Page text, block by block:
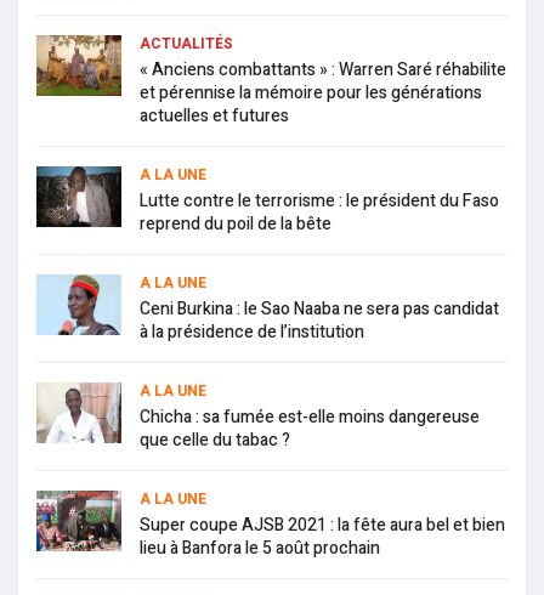
ACTUALITÉS
« Anciens combattants » : Warren Saré réhabilite
et pérennise la mémoire pour les générations
actuelles et futures
A LA UNE
Lutte contre le terrorisme : le président du Faso
reprend du poil de la bête
A LA UNE
Ceni Burkina : le Sao Naaba ne sera pas candidat
à la présidence de l’institution
A LA UNE
Chicha : sa fumée est-elle moins dangereuse
que celle du tabac ?
A LA UNE
Super coupe AJSB 2021 : la fête aura bel et bien
lieu à Banfora le 5 août prochain